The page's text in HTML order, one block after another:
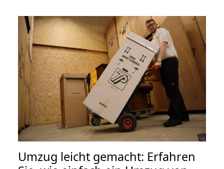
Umzug leicht gemacht: Erfahren